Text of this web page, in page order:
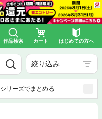
作品検索 カート はじめての方へ
絞り込み
シリーズでまとめる